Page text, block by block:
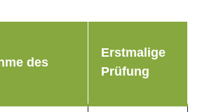
des
Erstmalige
Prüfung